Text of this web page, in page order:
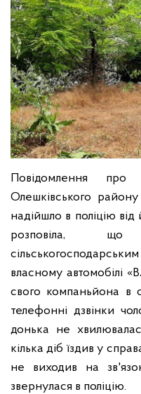
Повідомлення про
Олешківського
надійшло в поліцію
розповіла, що
власному автомобілі
свого компаньйона в
телефонні дзвінки
донька не
кілька діб їздив у
не виходив на
звернулася в поліцію.